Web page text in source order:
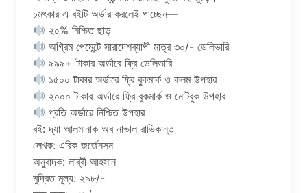
চমৎকার এ বইটি অর্ডার করলেই পাচ্ছেন—
২০% নিশ্চিত ছাড়
অগ্রিম পেমেন্টে সারাদেশব্যাপী মাত্র ৩০/- ডেলিভারি
৯৯৯+ টাকার অর্ডারে ফ্রি ডেলিভারি
১৫০০ টাকার অর্ডারে ফ্রি বুকমার্ক ও কলম উপহার
২০০০ টাকার অর্ডারে ফ্রি বুকমার্ক ও নোটবুক উপহার
প্রতি অর্ডারে নিশ্চিত উপহার
বই: দ্যা আলমানাক অব নাভাল রাভিকান্ত
লেখক: এরিক জর্জেনসন
অনুবাদক: লাব্বী আহসান
মুদ্রিত মূল্য: ২৯৮/-